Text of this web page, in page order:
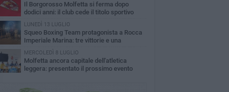
Il Borgorosso Molfetta si ferma dopo
dodici anni: il club cede il titolo sportivo
LUNEDÌ 13 LUGLIO
Squeo Boxing Team protagonista a Rocca
Imperiale Marina: tre vittorie e una
MERCOLEDÌ 8 LUGLIO
Molfetta ancora capitale dell'atletica
leggera: presentato il prossimo evento